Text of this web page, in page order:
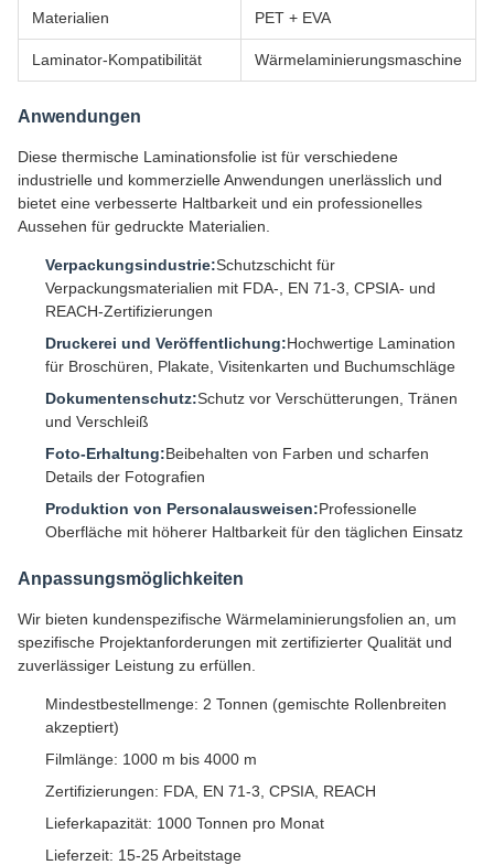
Materialien PET + EVA
Laminator-Kompatibilität Wärmelaminierungsmaschine
Anwendungen
Diese thermische Laminationsfolie ist für verschiedene
industrielle und kommerzielle Anwendungen unerlässlich und
bietet eine verbesserte Haltbarkeit und ein professionelles
Aussehen für gedruckte Materialien.
Verpackungsindustrie:Schutzschicht für
Verpackungsmaterialien mit FDA-, EN 71-3, CPSIA- und
REACH-Zertifizierungen
Druckerei und Veröffentlichung:Hochwertige Lamination
für Broschüren, Plakate, Visitenkarten und Buchumschläge
Dokumentenschutz:Schutz vor Verschütterungen, Tränen
und Verschleiß
Foto-Erhaltung:Beibehalten von Farben und scharfen
Details der Fotografien
Produktion von Personalausweisen:Professionelle
Oberfläche mit höherer Haltbarkeit für den täglichen Einsatz
Anpassungsmöglichkeiten
Wir bieten kundenspezifische Wärmelaminierungsfolien an, um
spezifische Projektanforderungen mit zertifizierter Qualität und
zuverlässiger Leistung zu erfüllen.
Mindestbestellmenge: 2 Tonnen (gemischte Rollenbreiten
akzeptiert)
Filmlänge: 1000 m bis 4000 m
Zertifizierungen: FDA, EN 71-3, CPSIA, REACH
Lieferkapazität: 1000 Tonnen pro Monat
Lieferzeit: 15-25 Arbeitstage